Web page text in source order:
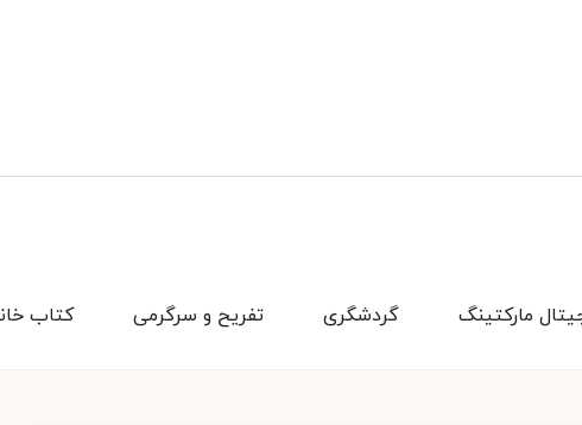
کتاب تفریح و سرگرمی گردشگری مارکتینگ